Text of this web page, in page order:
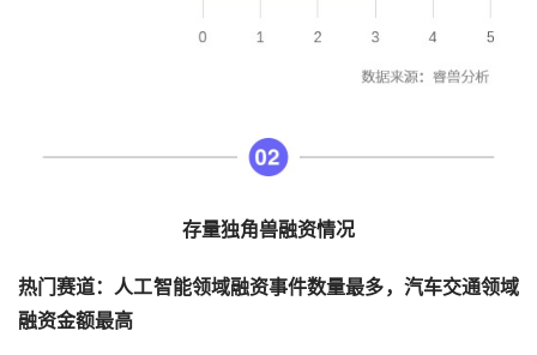
存量独角兽融资情况
热门赛道：人工智能领域融资事件数量最多，汽车交通领域
融资金额最高